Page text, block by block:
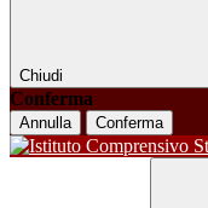
Chiudi
Conferma
Annulla Conferma